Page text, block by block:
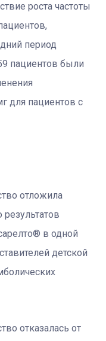
роста частоты
период
пациентов были
для пациентов с
отложила
в одной
детской
отказалась от